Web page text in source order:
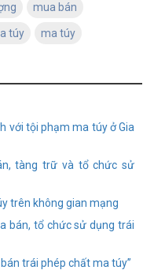
mua bán
túy ma túy
với tội phạm ma túy ở Gia
tàng trữ và tổ chức sử
trên không gian mạng
bán, tổ chức sử dụng trái
trái phép chất ma túy”